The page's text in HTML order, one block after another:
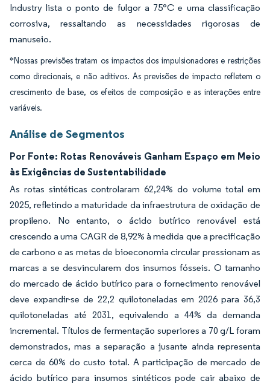
Industry lista o ponto de fulgor a 75°C e uma classificação
corrosiva, ressaltando as necessidades rigorosas de
manuseio.
*Nossas previsões tratam os impactos dos impulsionadores e restrições
como direcionais, e não aditivos. As previsões de impacto refletem o
crescimento de base, os efeitos de composição e as interações entre
variáveis.
Análise de Segmentos
Por Fonte: Rotas Renováveis Ganham Espaço em Meio
às Exigências de Sustentabilidade
As rotas sintéticas controlaram 62,24% do volume total em
2025, refletindo a maturidade da infraestrutura de oxidação de
propileno. No entanto, o ácido butírico renovável está
crescendo a uma CAGR de 8,92% à medida que a precificação
de carbono e as metas de bioeconomia circular pressionam as
marcas a se desvincularem dos insumos fósseis. O tamanho
do mercado de ácido butírico para o fornecimento renovável
deve expandir-se de 22,2 quilotoneladas em 2026 para 36,3
quilotoneladas até 2031, equivalendo a 44% da demanda
incremental. Títulos de fermentação superiores a 70 g/L foram
demonstrados, mas a separação a jusante ainda representa
cerca de 60% do custo total. A participação de mercado de
ácido butírico para insumos sintéticos pode cair abaixo de